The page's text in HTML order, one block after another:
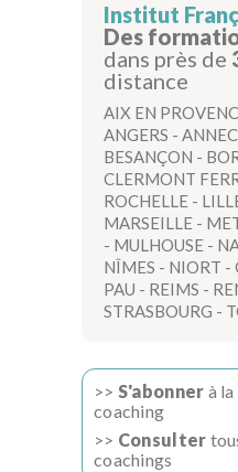
Institut
Des
dans près de
distance
AIX EN
ANGERS -
BESANÇON -
CLERMONT
ROCHELLE -
MARSEILLE -
- MULHOUSE -
NÎMES - NIORT -
PAU - REIMS -
STRASBOURG -
>> S'abonner à
coaching
>> Consulter
coachings